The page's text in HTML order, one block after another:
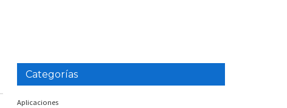
Categorías
Aplicaciones